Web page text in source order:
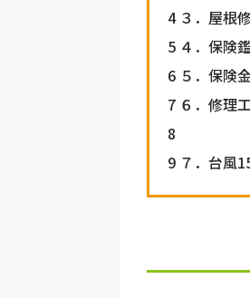
4３．屋根
5 ４．保険
6 ５．保険
7 ６．修理
8
9 ７．台風